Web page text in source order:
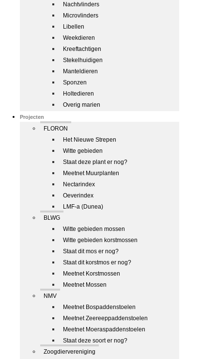
Nachtvlinders
Microvlinders
Libellen
Weekdieren
Kreeftachtigen
Stekelhuidigen
Manteldieren
Sponzen
Holtedieren
Overig marien
Projecten
FLORON
Het Nieuwe Strepen
Witte gebieden
Staat deze plant er nog?
Meetnet Muurplanten
Nectarindex
Oeverindex
LMF-a (Dunea)
BLWG
Witte gebieden mossen
Witte gebieden korstmossen
Staat dit mos er nog?
Staat dit korstmos er nog?
Meetnet Korstmossen
Meetnet Mossen
NMV
Meetnet Bospaddenstoelen
Meetnet Zeereeppaddenstoelen
Meetnet Moeraspaddenstoelen
Staat deze soort er nog?
Zoogdiervereniging